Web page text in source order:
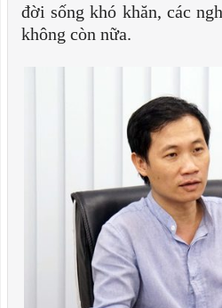
đời sống khó khăn, các
không còn nữa.